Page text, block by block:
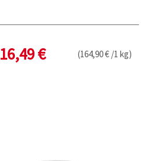
16,49 € (164,90 € /1 kg)